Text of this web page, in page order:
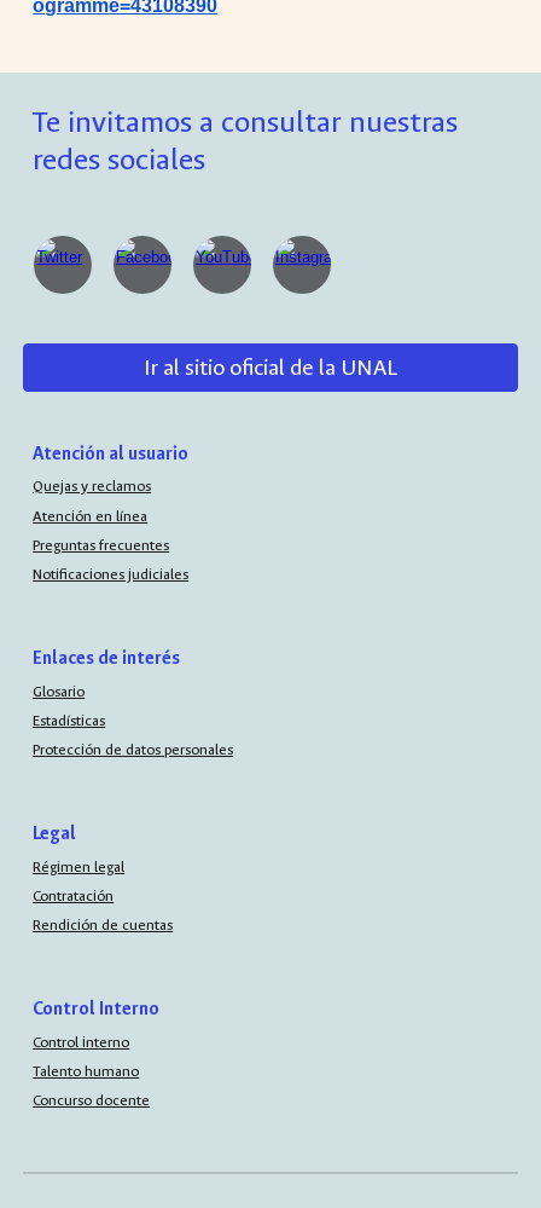
ogramme=43108390
Te invitamos a consultar nuestras
redes sociales
Ir al sitio oficial de la UNAL
Atención al usuario
Quejas y reclamos
Atención en línea
Preguntas frecuentes
Notificaciones judiciales
Enlaces de interés
Glosario
Estadísticas
Protección de datos personales
Legal
Régimen legal
Contratación
Rendición de cuentas
Control Interno
Control interno
Talento humano
Concurso docente